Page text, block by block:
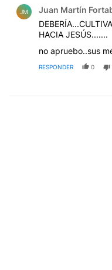
JM Juan Martín
HACIA JESÚS.......
no apruebo..sus
RESPONDER 0